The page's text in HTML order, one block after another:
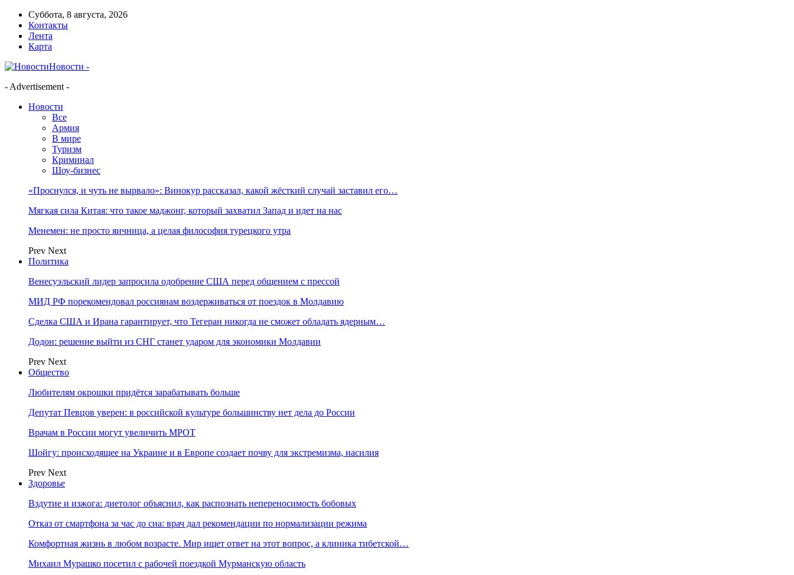
Суббота, 8 августа, 2026
Контакты
Лента
Карта
Новости -
- Advertisement -
Новости
Все
Армия
В мире
Туризм
Криминал
Шоу-бизнес
«Проснулся, и чуть не вырвало»: Винокур рассказал, какой жёсткий случай заставил его…
Мягкая сила Китая: что такое маджонг, который захватил Запад и идет на нас
Менемен: не просто яичница, а целая философия турецкого утра
Prev Next
Политика
Венесуэльский лидер запросила одобрение США перед общением с прессой
МИД РФ порекомендовал россиянам воздерживаться от поездок в Молдавию
Сделка США и Ирана гарантирует, что Тегеран никогда не сможет обладать ядерным…
Додон: решение выйти из СНГ станет ударом для экономики Молдавии
Prev Next
Общество
Любителям окрошки придётся зарабатывать больше
Депутат Певцов уверен: в российской культуре большинству нет дела до России
Врачам в России могут увеличить МРОТ
Шойгу: происходящее на Украине и в Европе создает почву для экстремизма, насилия
Prev Next
Здоровье
Вздутие и изжога: диетолог объяснил, как распознать непереносимость бобовых
Отказ от смартфона за час до сна: врач дал рекомендации по нормализации режима
Комфортная жизнь в любом возрасте. Мир ищет ответ на этот вопрос, а клиника тибетской…
Михаил Мурашко посетил с рабочей поездкой Мурманскую область